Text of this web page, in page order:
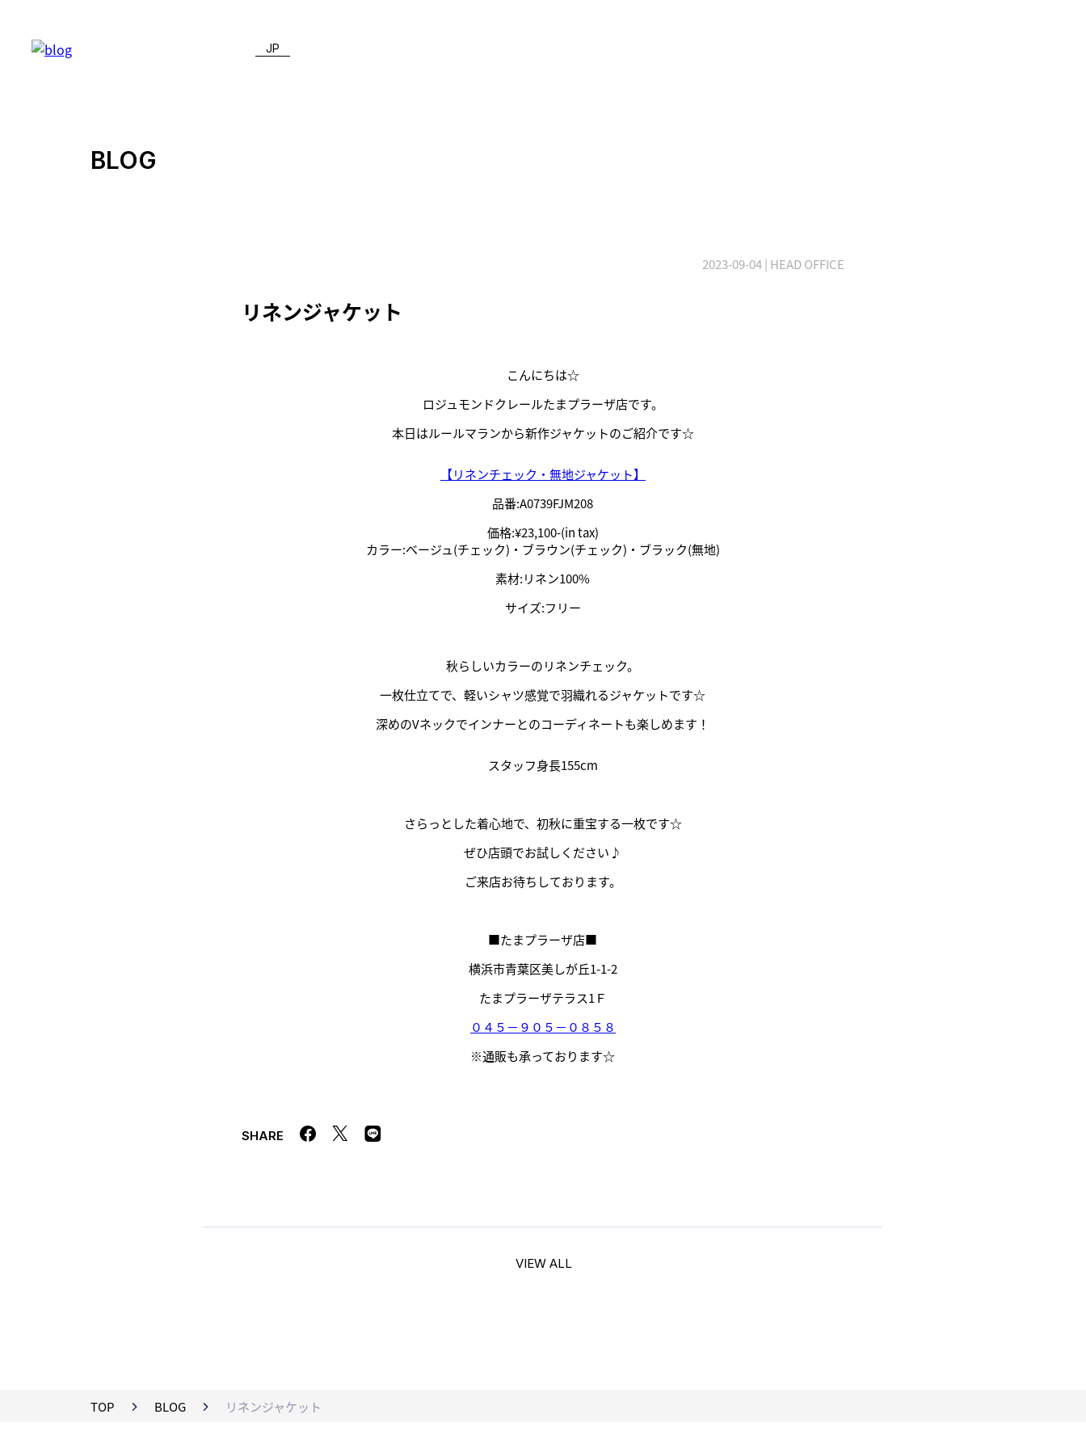
JP
BLOG
2023-09-04| HEAD OFFICE
リネンジャケット
こんにちは☆
ロジュモンドクレールたまプラーザ店です。
本日はルールマランから新作ジャケットのご紹介です☆
【リネンチェック・無地ジャケット】
品番:A0739FJM208
価格:¥23,100-(in tax)
カラー:ベージュ(チェック)・ブラウン(チェック)・ブラック(無地)
素材:リネン100%
サイズ:フリー
秋らしいカラーのリネンチェック。
一枚仕立てで、軽いシャツ感覚で羽織れるジャケットです☆
深めのVネックでインナーとのコーディネートも楽しめます！
スタッフ身長155cm
さらっとした着心地で、初秋に重宝する一枚です☆
ぜひ店頭でお試しください♪
ご来店お待ちしております。
■たまプラーザ店■
横浜市青葉区美しが丘1-1-2
たまプラーザテラス1Ｆ
０４５－９０５－０８５８
※通販も承っております☆
SHARE
VIEW ALL
TOP BLOG リネンジャケット